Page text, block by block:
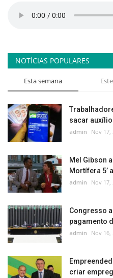
NOTÍCIAS POPULARES
Esta semana
sacar
admin Nov 17,
Mel Gibson
Mortífera 5’
admin Nov 17,
Congresso
pagamento
admin Nov 16,
criar